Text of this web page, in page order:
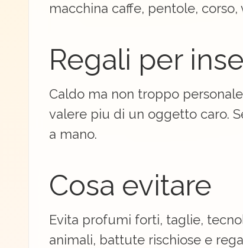
macchina caffe, pentole,
Regali per
Caldo ma non troppo
valere piu di un oggetto caro.
a mano.
Cosa evitare
Evita profumi forti, taglie,
animali, battute rischiose e